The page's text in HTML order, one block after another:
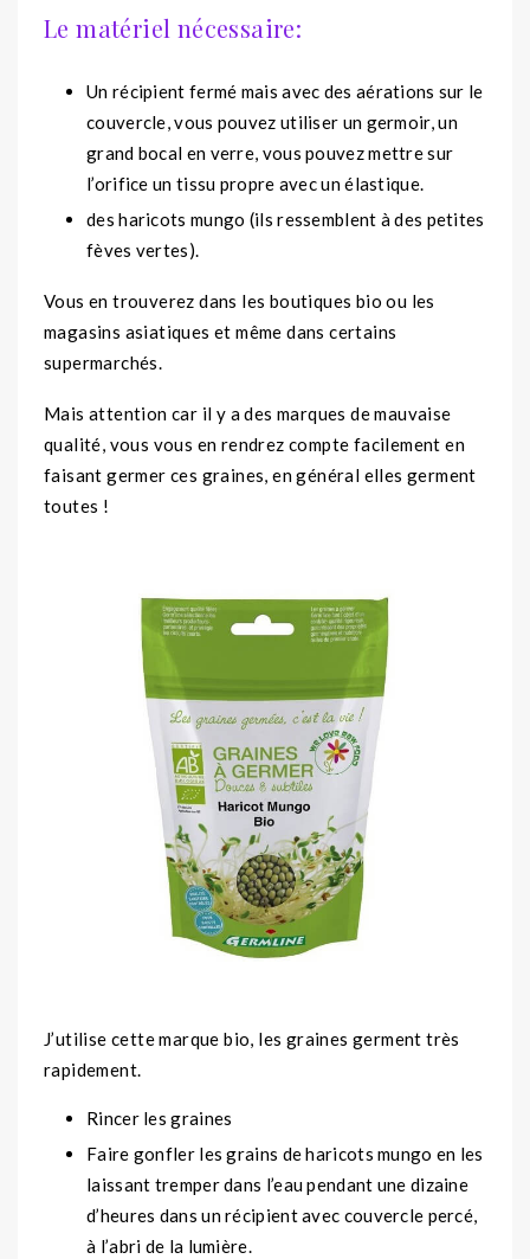
Le matériel nécessaire:
Un récipient fermé mais avec des aérations sur le
couvercle, vous pouvez utiliser un germoir, un
grand bocal en verre, vous pouvez mettre sur
l’orifice un tissu propre avec un élastique.
des haricots mungo (ils ressemblent à des petites
fèves vertes).
Vous en trouverez dans les boutiques bio ou les
magasins asiatiques et même dans certains
supermarchés.
Mais attention car il y a des marques de mauvaise
qualité, vous vous en rendrez compte facilement en
faisant germer ces graines, en général elles germent
toutes !
J’utilise cette marque bio, les graines germent très
rapidement.
Rincer les graines
Faire gonfler les grains de haricots mungo en les
laissant tremper dans l’eau pendant une dizaine
d’heures dans un récipient avec couvercle percé,
à l’abri de la lumière.